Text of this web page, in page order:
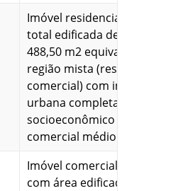
Imóvel residencial com área
total edificada de 841,00 m2
488,50 m2 equivalente, em
região mista (residencial e
comercial) com
urbana completa, nível
socioeconômico e fator
comercial médio.
Imóvel comercial
com área edificada de